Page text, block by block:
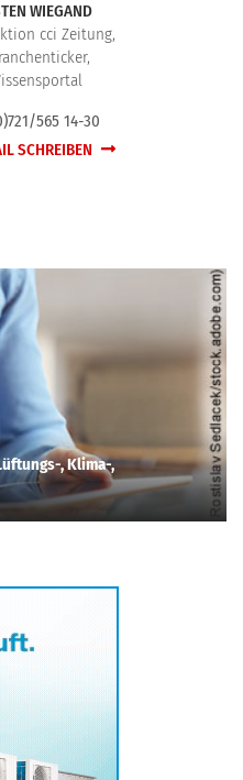
WIEGAND
cci Zeitung,
565 14-30
SCHREIBEN
, Klima-,